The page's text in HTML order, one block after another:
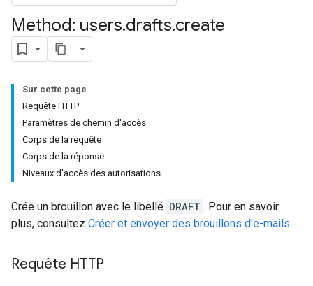
Method: users.drafts.create
Sur cette page
Requête HTTP
Paramètres de chemin d'accès
Corps de la requête
Corps de la réponse
Niveaux d'accès des autorisations
Crée un brouillon avec le libellé DRAFT . Pour en savoir
plus, consultez Créer et envoyer des brouillons d'e-mails.
Requête HTTP